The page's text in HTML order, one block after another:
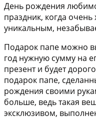
День рождения
праздник, когда очень
уникальным,
Подарок папе можно
год нужную сумму на
презент и будет
подарок папе,
рождения своими
больше, ведь такая
эксклюзивом,